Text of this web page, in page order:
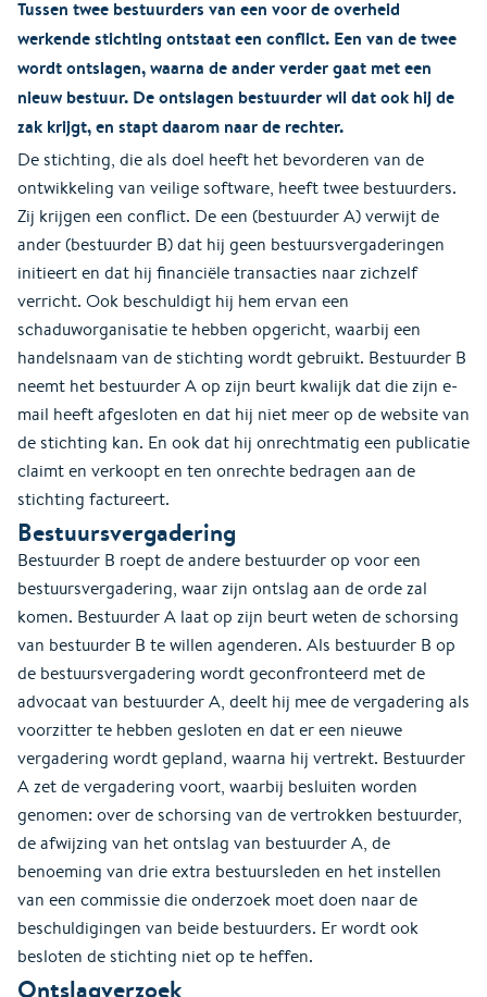
Tussen twee bestuurders van een voor de overheid
werkende stichting ontstaat een conflict. Een van de twee
wordt ontslagen, waarna de ander verder gaat met een
nieuw bestuur. De ontslagen bestuurder wil dat ook hij de
zak krijgt, en stapt daarom naar de rechter.
De stichting, die als doel heeft het bevorderen van de
ontwikkeling van veilige software, heeft twee bestuurders.
Zij krijgen een conflict. De een (bestuurder A) verwijt de
ander (bestuurder B) dat hij geen bestuursvergaderingen
initieert en dat hij financiële transacties naar zichzelf
verricht. Ook beschuldigt hij hem ervan een
schaduworganisatie te hebben opgericht, waarbij een
handelsnaam van de stichting wordt gebruikt. Bestuurder B
neemt het bestuurder A op zijn beurt kwalijk dat die zijn e-
mail heeft afgesloten en dat hij niet meer op de website van
de stichting kan. En ook dat hij onrechtmatig een publicatie
claimt en verkoopt en ten onrechte bedragen aan de
stichting factureert.
Bestuursvergadering
Bestuurder B roept de andere bestuurder op voor een
bestuursvergadering, waar zijn ontslag aan de orde zal
komen. Bestuurder A laat op zijn beurt weten de schorsing
van bestuurder B te willen agenderen. Als bestuurder B op
de bestuursvergadering wordt geconfronteerd met de
advocaat van bestuurder A, deelt hij mee de vergadering als
voorzitter te hebben gesloten en dat er een nieuwe
vergadering wordt gepland, waarna hij vertrekt. Bestuurder
A zet de vergadering voort, waarbij besluiten worden
genomen: over de schorsing van de vertrokken bestuurder,
de afwijzing van het ontslag van bestuurder A, de
benoeming van drie extra bestuursleden en het instellen
van een commissie die onderzoek moet doen naar de
beschuldigingen van beide bestuurders. Er wordt ook
besloten de stichting niet op te heffen.
Ontslagverzoek